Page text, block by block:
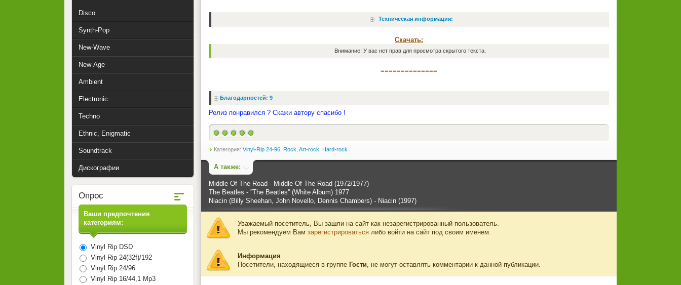
Техническая информация:
Скачать:
Внимание! У вас нет прав для просмотра скрытого текста.
==============
Благодарностей: 9
Релиз понравился ? Скажи автору спасибо !
Категория: Vinyl-Rip 24-96 Rock, Art-rock, Hard-rock
А также:
Middle Of The Road - Middle Of The Road (1972/1977)
The Beatles - ''The Beatles'' (White Album) 1977
Niacin (Billy Sheehan, John Novello, Dennis Chambers) - Niacin (1997)
Уважаемый посетитель, Вы зашли на сайт как незарегистрированный пользователь.
Мы рекомендуем Вам зарегистрироваться либо войти на сайт под своим именем.
Информация
Посетители, находящиеся в группе Гости, не могут оставлять комментарии к данной публикации.
Disco
Synth-Pop
New-Wave
New-Age
Ambient
Electronic
Techno
Ethnic, Enigmatic
Soundtrack
Дискографии
Опрос
Ваши предпочтения
категориям:
Vinyl Rip DSD
Vinyl Rip 24(32f)/192
Vinyl Rip 24/96
Vinyl Rip 16/44,1 Mp3